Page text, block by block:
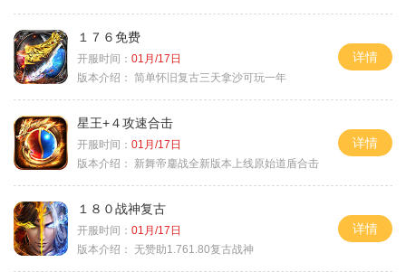
１７６免费
开服时间： 01月/17日
版本介绍： 简单怀旧复古三天拿沙可玩一年
详情
星王+４攻速合击
开服时间： 01月/17日
版本介绍：
新舞帝鏖战全新版本上线原始道盾合击
详情
１８０战神复古
开服时间： 01月/17日
版本介绍： 无赞助1.761.80复古战神
详情